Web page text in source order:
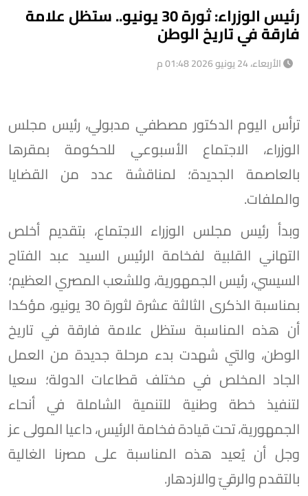
رئيس الوزراء: ثورة 30 يونيو.. ستظل علامة
فارقة في تاريخ الوطن
الأربعاء، 24 يونيو 2026 01:48 م
ترأس اليوم الدكتور مصطفي مدبولي، رئيس مجلس
الوزراء، الاجتماع الأسبوعي للحكومة بمقرها
بالعاصمة الجديدة؛ لمناقشة عدد من القضايا
والملفات.
وبدأ رئيس مجلس الوزراء الاجتماع، بتقديم أخلص
التهاني القلبية لفخامة الرئيس السيد عبد الفتاح
السيسي، رئيس الجمهورية، وللشعب المصري العظيم؛
بمناسبة الذكرى الثالثة عشرة لثورة 30 يونيو، مؤكدا
أن هذه المناسبة ستظل علامة فارقة في تاريخ
الوطن، والتي شهدت بدء مرحلة جديدة من العمل
الجاد المخلص في مختلف قطاعات الدولة؛ سعيا
لتنفيذ خطة وطنية للتنمية الشاملة في أنحاء
الجمهورية، تحت قيادة فخامة الرئيس، داعيا المولى عز
وجل أن يُعيد هذه المناسبة على مصرنا الغالية
بالتقدم والرقيّ والازدهار.